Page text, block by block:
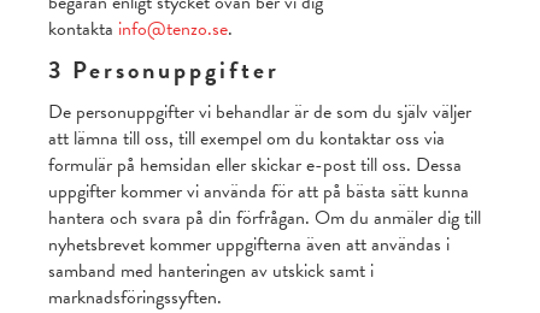
kontakta info@tenzo.se.
3 Personuppgifter
De personuppgifter vi behandlar är de som du själv väljer
att lämna till oss, till exempel om du kontaktar oss via
formulär på hemsidan eller skickar e-post till oss. Dessa
uppgifter kommer vi använda för att på bästa sätt kunna
hantera och svara på din förfrågan. Om du anmäler dig till
nyhetsbrevet kommer uppgifterna även att användas i
samband med hanteringen av utskick samt i
marknadsföringssyften.